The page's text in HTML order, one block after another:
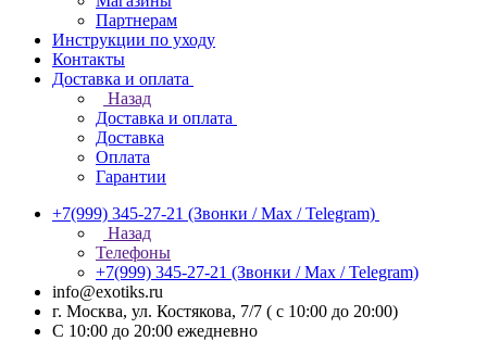
Партнерам
Инструкции по уходу
Контакты
Доставка и оплата
Назад
Доставка и оплата
Доставка
Оплата
Гарантии
+7(999) 345-27-21 (Звонки / Max / Telegram)
Назад
Телефоны
+7(999) 345-27-21 (Звонки / Max / Telegram)
info@exotiks.ru
г. Москва, ул. Костякова, 7/7 ( с 10:00 до 20:00)
С 10:00 до 20:00 ежедневно